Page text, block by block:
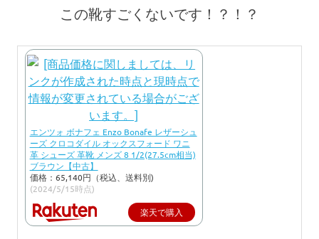
この靴すごくないです！？！？
エンツォ ボナフェ Enzo Bonafe レザーシュ
ーズ クロコダイル オックスフォード ワニ
革 シューズ 革靴 メンズ 8 1/2(27.5cm相当)
ブラウン【中古】
価格：65,140円（税込、送料別)
(2024/5/15時点)
楽天で購入